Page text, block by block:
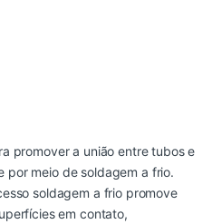
promover a união entre tubos e
por meio de soldagem a frio.
soldagem a frio promove
em contato,